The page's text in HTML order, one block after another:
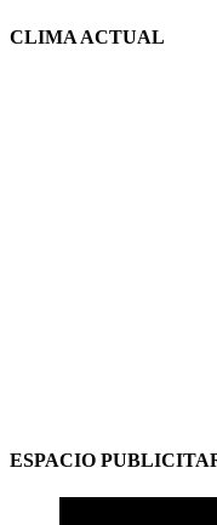
CLIMA ACTUAL
ESPACIO